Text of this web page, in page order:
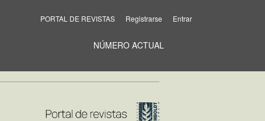
NÚMERO ACTUAL
PORTAL DE REVISTAS Registrarse Entrar